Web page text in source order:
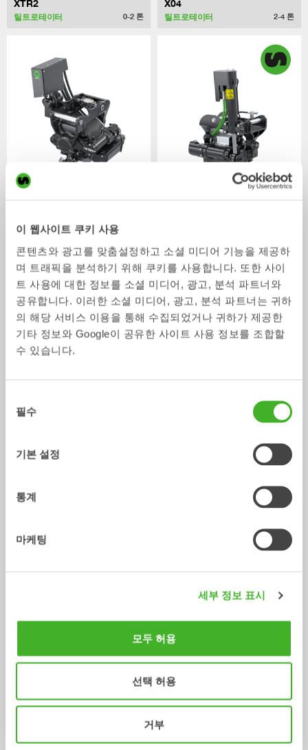
이 웹사이트 쿠키 사용
콘텐츠와 광고를 맞춤설정하고 소셜 미디어 기능을 제공하
며 트래픽을 분석하기 위해 쿠키를 사용합니다. 또한 사이
트 사용에 대한 정보를 소셜 미디어, 광고, 분석 파트너와
공유합니다. 이러한 소셜 미디어, 광고, 분석 파트너는 귀하
의 해당 서비스 이용을 통해 수집되었거나 귀하가 제공한
기타 정보와 Google이 공유한 사이트 사용 정보를 조합할
수 있습니다.
필수
기본 설정
통계
마케팅
세부 정보 표시
모두 허용
선택 허용
거부
XTR2
틸트로테이터 0-2 톤
X04
틸트로테이터 2-4 톤
XTR7